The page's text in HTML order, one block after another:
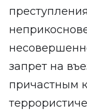
запрет на
причастным